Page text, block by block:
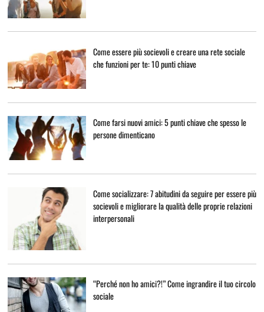
Come essere più socievoli e creare una rete sociale
che funzioni per te: 10 punti chiave
Come farsi nuovi amici: 5 punti chiave che spesso le
persone dimenticano
Come socializzare: 7 abitudini da seguire per essere più
socievoli e migliorare la qualità delle proprie relazioni
interpersonali
“Perché non ho amici?!” Come ingrandire il tuo circolo
sociale